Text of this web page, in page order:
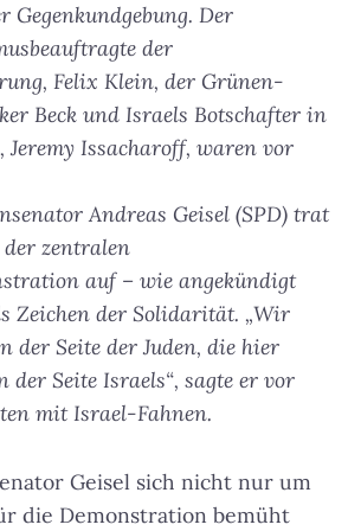
Gegenkundgebung. Der
der
Felix Klein, der Grünen-
Beck und Israels Botschafter in
Jeremy Issacharoff, waren vor
Andreas Geisel (SPD) trat
zentralen
auf – wie angekündigt
Zeichen der Solidarität. „Wir
der Seite der Juden, die hier
der Seite Israels“, sagte er vor
mit Israel-Fahnen.
Geisel sich nicht nur um
die Demonstration bemüht